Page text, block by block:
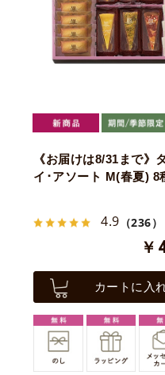
《お届けは8/31まで》
イ･アソート M(春夏) 8
4.9 （236）
￥
カートに入